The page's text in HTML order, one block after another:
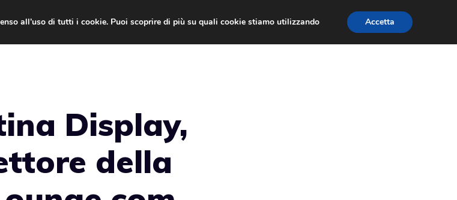
Display,
della
all’uso di tutti i cookie. Puoi scoprire di più su quali cookie stiamo utilizzando
Accetta